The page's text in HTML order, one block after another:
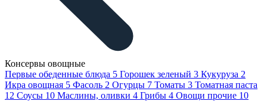
Консервы овощные
Первые обеденные блюда 5 Горошек зеленый 3 Кукуруза 2
Икра овощная 5 Фасоль 2 Огурцы 7 Томаты 3 Томатная паста
12 Соусы 10 Маслины, оливки 4 Грибы 4 Овощи прочие 10